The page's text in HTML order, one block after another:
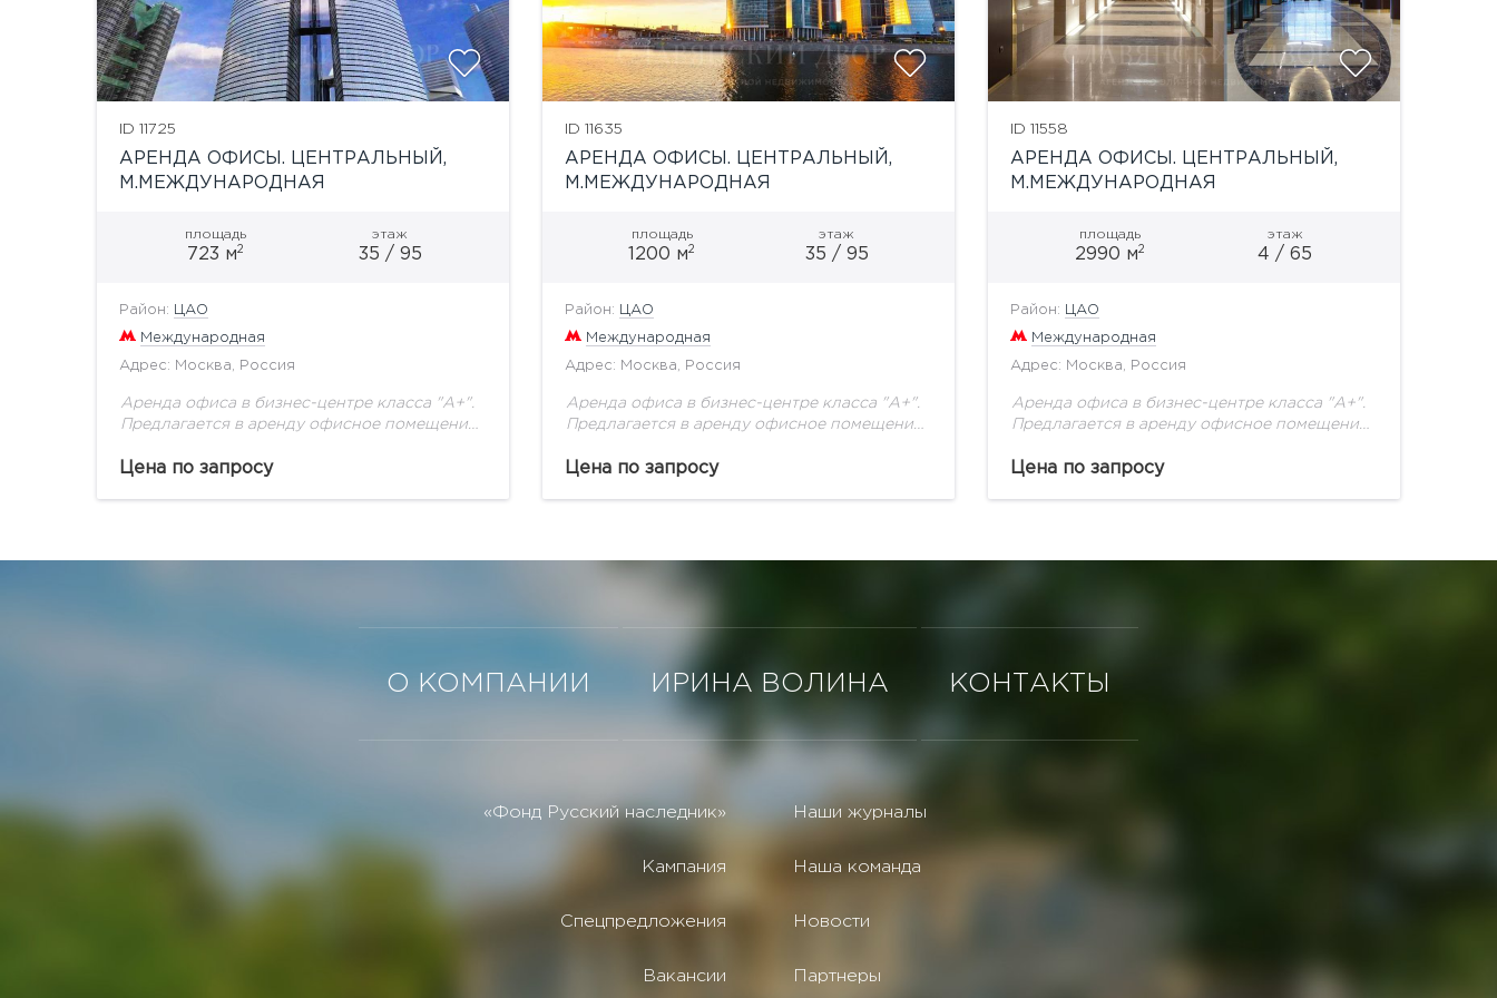
ID 11725
АРЕНДА ОФИСЫ. ЦЕНТРАЛЬНЫЙ,
М.МЕЖДУНАРОДНАЯ
площадь
723 м2
этаж
35 / 95
Район: ЦАО
Международная
Адрес: Москва, Россия
Аренда офиса в бизнес-центре класса "А+".
Предлагается в аренду офисное помещение
комплексе расположенном в центре
Цена по запросу
ID 11635
АРЕНДА ОФИСЫ. ЦЕНТРАЛЬНЫЙ,
М.МЕЖДУНАРОДНАЯ
площадь
1200 м2
этаж
35 / 95
Район: ЦАО
Международная
Адрес: Москва, Россия
Аренда офиса в бизнес-центре класса "А+".
Предлагается в аренду офисное помещение
комплексе расположенном в центре
Цена по запросу
ID 11558
АРЕНДА ОФИСЫ. ЦЕНТРАЛЬНЫЙ,
М.МЕЖДУНАРОДНАЯ
площадь
2990 м2
этаж
4 / 65
Район: ЦАО
Международная
Адрес: Москва, Россия
Аренда офиса в бизнес-центре класса "А+".
Предлагается в аренду офисное помещение
многофункциональный комплекс
Цена по запросу
О КОМПАНИИ ИРИНА ВОЛИНА КОНТАКТЫ
«Фонд Русский наследник»
Кампания
Спецпредложения
Вакансии
Наши журналы
Наша команда
Новости
Партнеры